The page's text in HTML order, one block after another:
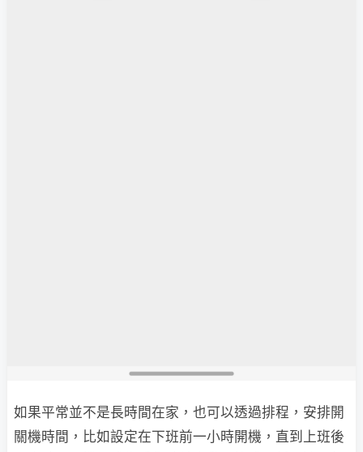
如果平常並不是長時間在家，也可以透過排程，安排開
關機時間，比如設定在下班前一小時開機，直到上班後